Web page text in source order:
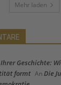
Mehr laden
Geschichte:
formt An Die